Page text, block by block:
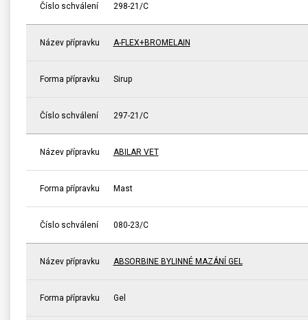
Číslo schválení 298-21/C
Název přípravku A-FLEX+BROMELAIN
Forma přípravku Sirup
Číslo schválení 297-21/C
Název přípravku ABILAR VET
Forma přípravku Mast
Číslo schválení 080-23/C
Název přípravku ABSORBINE BYLINNÉ MAZÁNÍ GEL
Forma přípravku Gel